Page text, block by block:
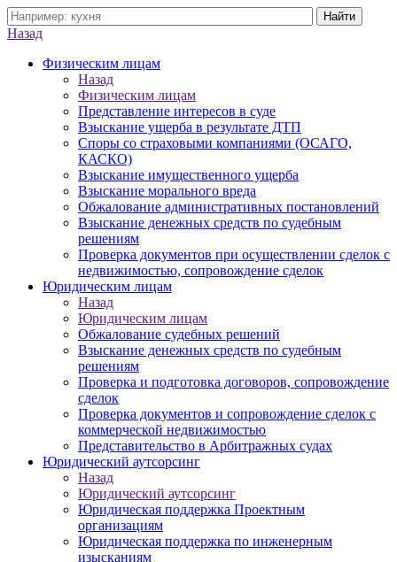
Назад
Физическим лицам
Назад
Физическим лицам
Представление интересов в суде
Взыскание ущерба в результате ДТП
Споры со страховыми компаниями (ОСАГО,
КАСКО)
Взыскание имущественного ущерба
Взыскание морального вреда
Обжалование административных постановлений
Взыскание денежных средств по судебным
решениям
Проверка документов при осуществлении сделок с
недвижимостью, сопровождение сделок
Юридическим лицам
Назад
Юридическим лицам
Обжалование судебных решений
Взыскание денежных средств по судебным
решениям
Проверка и подготовка договоров, сопровождение
сделок
Проверка документов и сопровождение сделок с
коммерческой недвижимостью
Представительство в Арбитражных судах
Юридический аутсорсинг
Назад
Юридический аутсорсинг
Юридическая поддержка Проектным
организациям
Юридическая поддержка по инженерным
изысканиям